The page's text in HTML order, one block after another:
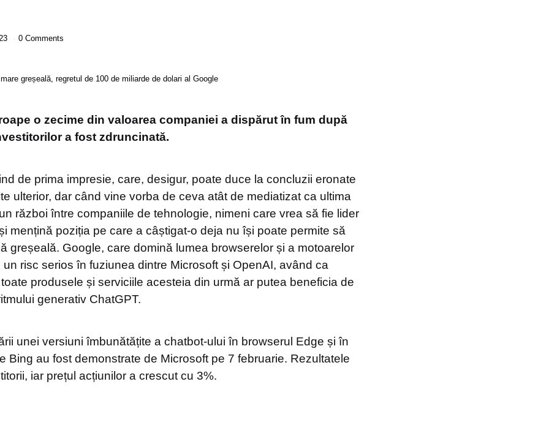
0 Comments
greșeală, regretul de 100 de miliarde de dolari al Google
o zecime din valoarea companiei a dispărut în fum după
a fost zdruncinată.
de prima impresie, care, desigur, poate duce la concluzii eronate
ulterior, dar când vine vorba de ceva atât de mediatizat ca ultima
război între companiile de tehnologie, nimeni care vrea să fie lider
mențină poziția pe care a câștigat-o deja nu își poate permite să
greșeală. Google, care domină lumea browserelor și a motoarelor
risc serios în fuziunea dintre Microsoft și OpenAI, având ca
produsele și serviciile acesteia din urmă ar putea beneficia de
generativ ChatGPT.
unei versiuni îmbunătățite a chatbot-ului în browserul Edge și în
Bing au fost demonstrate de Microsoft pe 7 februarie. Rezultatele
iar prețul acțiunilor a crescut cu 3%.